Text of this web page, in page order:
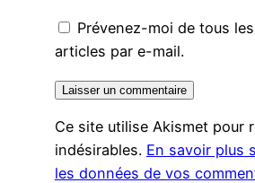
Prévenez-moi de tous
articles par e-mail.
Ce site utilise Akismet pour
indésirables. En savoir plus
les données de vos